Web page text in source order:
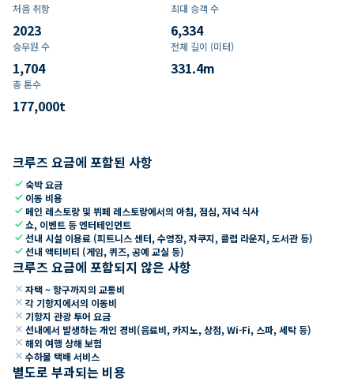
처음 취항
2023
최대 승객 수
6,334
승무원 수
1,704
전체 길이 (미터)
331.4m
총 톤수
177,000t
크루즈 요금에 포함된 사항
check숙박 요금
check 이동 비용
check 메인 레스토랑 및 뷔페 레스토랑에서의 아침, 점심, 저녁 식사
check쇼, 이벤트 등 엔터테인먼트
check선내 시설 이용료 (피트니스 센터, 수영장, 자쿠지, 클럽 라운지, 도서관 등)
check선내 액티비티 (게임, 퀴즈, 공예 교실 등)
크루즈 요금에 포함되지 않은 사항
close 자택 ~ 항구까지의 교통비
close 각 기항지에서의 이동비
close 기항지 관광 투어 요금
close 선내에서 발생하는 개인 경비(음료비, 카지노, 상점, Wi-Fi, 스파, 세탁 등)
close 해외 여행 상해 보험
close 수하물 택배 서비스
별도로 부과되는 비용